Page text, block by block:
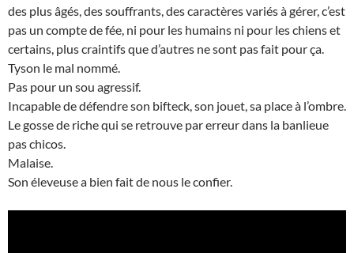
des plus âgés, des souffrants, des caractères variés à gérer, c’est
pas un compte de fée, ni pour les humains ni pour les chiens et
certains, plus craintifs que d’autres ne sont pas fait pour ça.
Tyson le mal nommé.
Pas pour un sou agressif.
Incapable de défendre son bifteck, son jouet, sa place à l’ombre.
Le gosse de riche qui se retrouve par erreur dans la banlieue
pas chicos.
Malaise.
Son éleveuse a bien fait de nous le confier.